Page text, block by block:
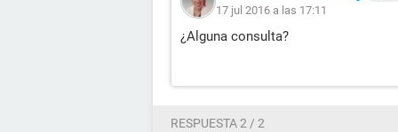
17 jul 2016 a las 17:11
¿Alguna consulta?
RESPUESTA 2 / 2